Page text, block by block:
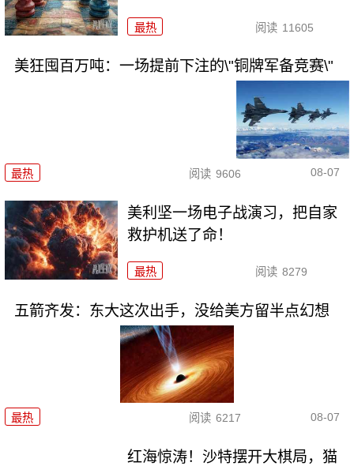
最热 阅读 11605
美狂囤百万吨：一场提前下注的\"铜牌军备竞赛\"
最热 阅读 9606 08-07
美利坚一场电子战演习，把自家
救护机送了命！
最热 阅读 8279
五箭齐发：东大这次出手，没给美方留半点幻想
最热 阅读 6217 08-07
红海惊涛！沙特摆开大棋局，猫